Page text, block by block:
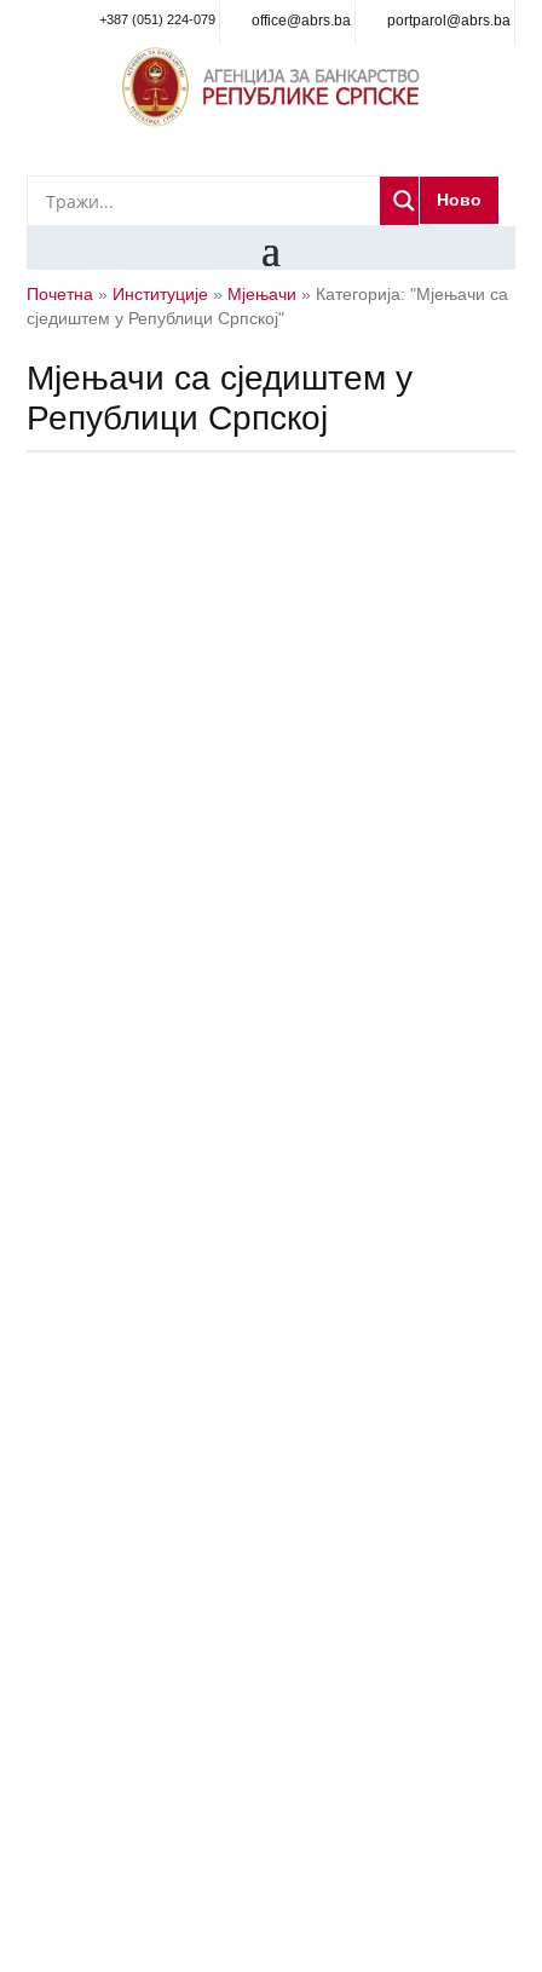
+387 (051) 224-079 office@abrs.ba portparol@abrs.ba
Ново
Почетна » Институције » Мјењачи » Категорија: "Мјењачи са
сједиштем у Републици Српској"
Мјењачи са сједиштем у
Републици Српској